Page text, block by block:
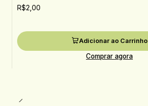
R$2,00
Adicionar ao Carrinho
Comprar agora